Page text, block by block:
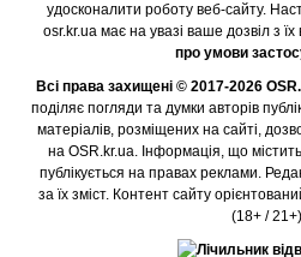
удосконалити роботу веб-сайту.
osr.kr.ua має на увазі ваше дозвіл з
про умови
Всі права захищені © 2017-2026
поділяє погляди та думки авторів
матеріалів, розміщених на сайті,
на OSR.kr.ua. Інформація, що
публікується на правах реклами.
за їх зміст. Контент сайту
(18+ /